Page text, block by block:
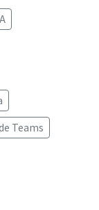
Teams